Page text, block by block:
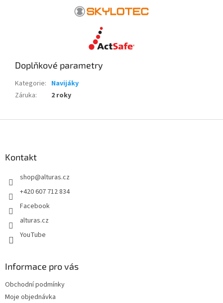
Doplňkové parametry
Kategorie: Navijáky
Záruka: 2 roky
Kontakt
shop@alturas.cz
+420 607 712 834
Facebook
alturas.cz
YouTube
Informace pro vás
Obchodní podmínky
Moje objednávka